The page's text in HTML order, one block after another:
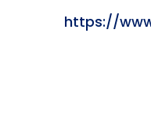
https://